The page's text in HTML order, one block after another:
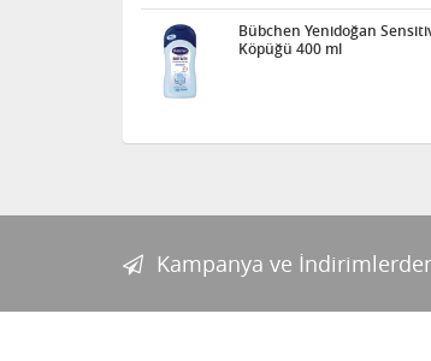
Bübchen Yenidoğan
Köpüğü 400 ml
Kampanya ve